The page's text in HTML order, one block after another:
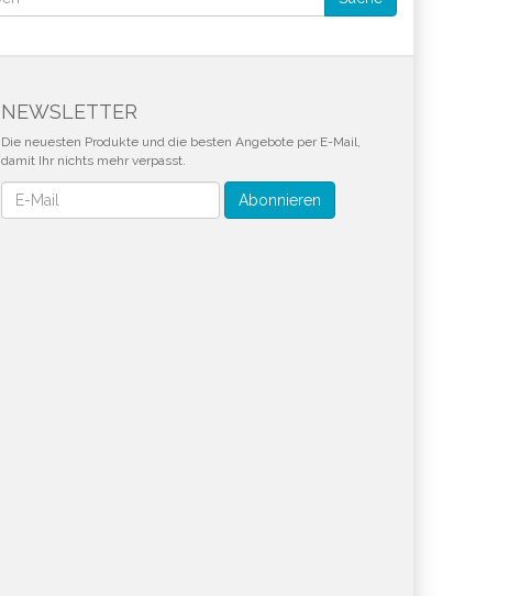
NEWSLETTER
Die neuesten Produkte und die besten Angebote per E-Mail,
damit Ihr nichts mehr verpasst.
Newsletter Abonnieren